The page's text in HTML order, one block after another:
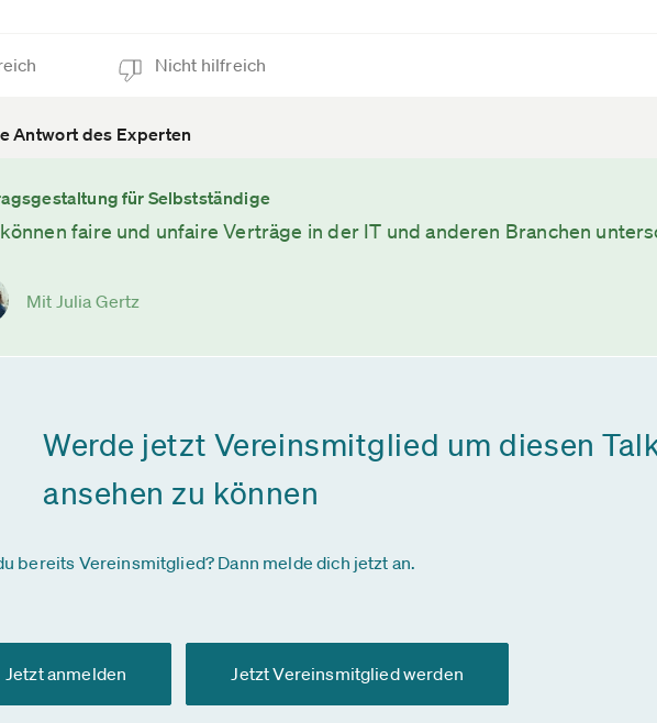
Nicht hilfreich
Antwort des Experten
für Selbstständige
faire und unfaire Verträge in der IT und anderen Branchen
Mit Julia Gertz
Werde jetzt Vereinsmitglied um diesen
ansehen zu können
bereits Vereinsmitglied? Dann melde dich jetzt an.
Jetzt anmelden Jetzt Vereinsmitglied werden